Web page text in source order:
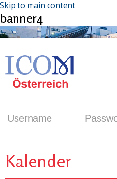
Skip to main content
banner4
Kalender